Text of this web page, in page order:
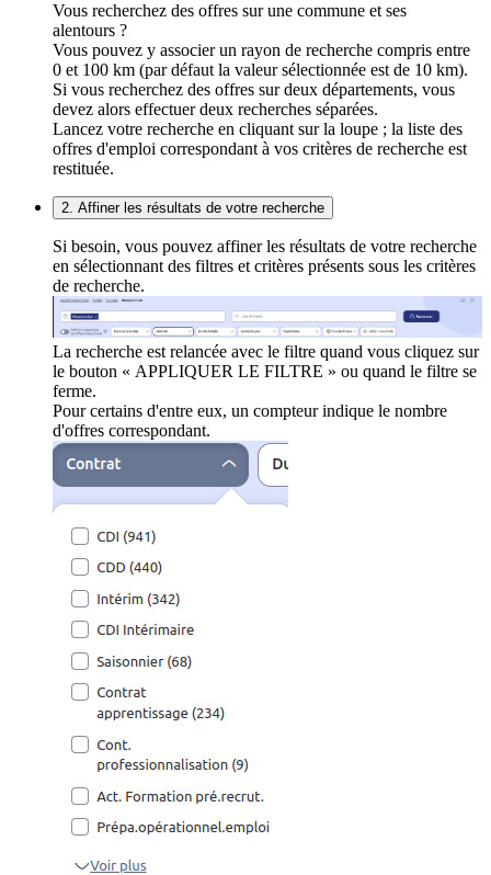
Vous recherchez des offres sur une commune et ses
alentours ?
Vous pouvez y associer un rayon de recherche compris entre
0 et 100 km (par défaut la valeur sélectionnée est de 10 km).
Si vous recherchez des offres sur deux départements, vous
devez alors effectuer deux recherches séparées.
Lancez votre recherche en cliquant sur la loupe ; la liste des
offres d'emploi correspondant à vos critères de recherche est
restituée.
2. Affiner les résultats de votre recherche
Si besoin, vous pouvez affiner les résultats de votre recherche
en sélectionnant des filtres et critères présents sous les critères
de recherche.
La recherche est relancée avec le filtre quand vous cliquez sur
le bouton « APPLIQUER LE FILTRE » ou quand le filtre se
ferme.
Pour certains d'entre eux, un compteur indique le nombre
d'offres correspondant.